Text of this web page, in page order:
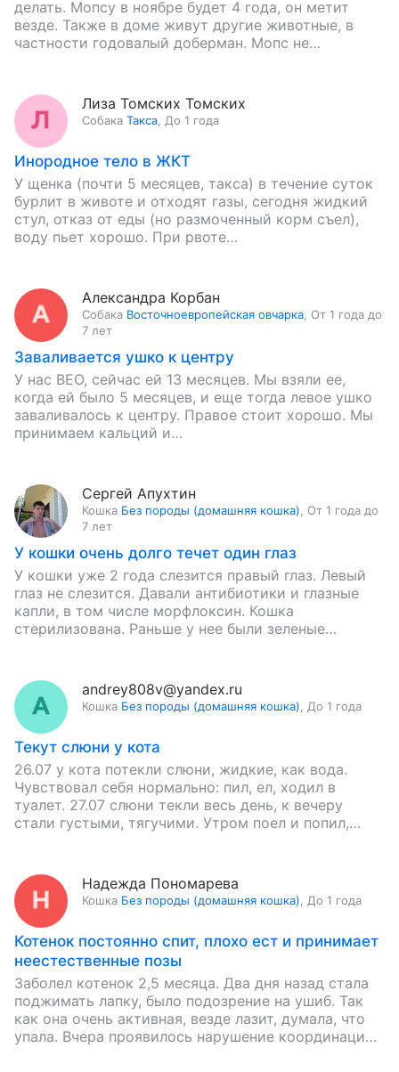
делать. Мопсу в ноябре будет 4 года, он метит
везде. Также в доме живут другие животные, в
частности годовалый доберман. Мопс не
Лиза Томских Томских
Собака Такса До 1 года
Инородное тело в ЖКТ
У щенка (почти 5 месяцев, такса) в течение суток
бурлит в животе и отходят газы, сегодня жидкий
стул, отказ от еды (но размоченный корм съел),
воду пьет хорошо. При рвоте…
Александра Корбан
Собака Восточноевропейская овчарка От 1 года до
7 лет
Заваливается ушко к центру
У нас ВЕО, сейчас ей 13 месяцев. Мы взяли ее,
когда ей было 5 месяцев, и еще тогда левое ушко
заваливалось к центру. Правое стоит хорошо. Мы
принимаем кальций и…
Сергей Апухтин
Кошка Без породы (домашняя кошка)
От 1 года до
7 лет
У кошки очень долго течет один глаз
У кошки уже 2 года слезится правый глаз. Левый
глаз не слезится. Давали антибиотики и глазные
капли, в том числе морфлоксин. Кошка
стерилизована. Раньше у нее были зеленые
andrey808v@yandex.ru
Кошка Без породы (домашняя кошка) До 1 года
Текут слюни у кота
26.07 у кота потекли слюни, жидкие, как вода.
Чувствовал себя нормально: пил, ел, ходил в
туалет. 27.07 слюни текли весь день, к вечеру
стали густыми, тягучими. Утром поел и попил,…
Надежда Пономарева
Кошка Без породы (домашняя кошка) До 1 года
Котенок постоянно спит, плохо ест и принимает
неестественные позы
Заболел котенок 2,5 месяца. Два дня назад стала
поджимать лапку, было подозрение на ушиб. Так
как она очень активная, везде лазит, думала, что
упала. Вчера проявилось нарушение координации.